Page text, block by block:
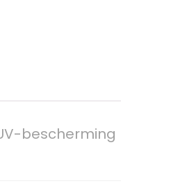
bescherming